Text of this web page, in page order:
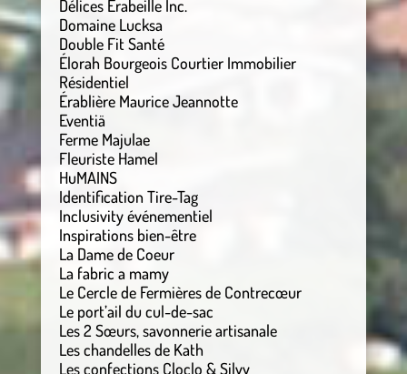
Délices Érabeille Inc.
Domaine Lucksa
Double Fit Santé
Élorah Bourgeois Courtier Immobilier
Résidentiel
Érablière Maurice Jeannotte
Eventiä
Ferme Majulae
Fleuriste Hamel
HuMAINS
Identification Tire-Tag
Inclusivity événementiel
Inspirations bien-être
La Dame de Coeur
La fabric a mamy
Le Cercle de Fermières de Contrecœur
Le port’ail du cul-de-sac
Les 2 Sœurs, savonnerie artisanale
Les chandelles de Kath
Les confections Cloclo & Silvy